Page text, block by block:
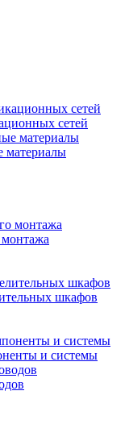
сетей
материалы
шкафов
и системы